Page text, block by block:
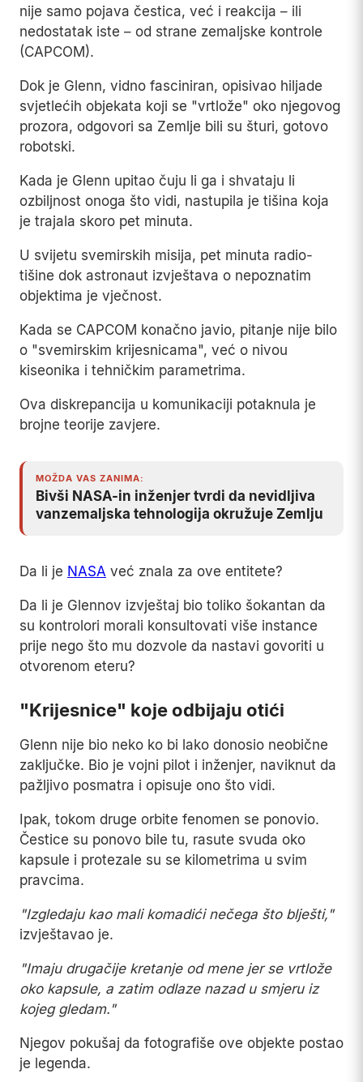
nije samo pojava čestica, već i reakcija – ili
nedostatak iste – od strane zemaljske kontrole
(CAPCOM).
Dok je Glenn, vidno fasciniran, opisivao hiljade
svjetlećih objekata koji se "vrtlože" oko njegovog
prozora, odgovori sa Zemlje bili su šturi, gotovo
robotski.
Kada je Glenn upitao čuju li ga i shvataju li
ozbiljnost onoga što vidi, nastupila je tišina koja
je trajala skoro pet minuta.
U svijetu svemirskih misija, pet minuta radio-
tišine dok astronaut izvještava o nepoznatim
objektima je vječnost.
Kada se CAPCOM konačno javio, pitanje nije bilo
o "svemirskim krijesnicama", već o nivou
kiseonika i tehničkim parametrima.
Ova diskrepancija u komunikaciji potaknula je
brojne teorije zavjere.
MOŽDA VAS ZANIMA:
Bivši NASA-in inženjer tvrdi da nevidljiva
vanzemaljska tehnologija okružuje Zemlju
Da li je NASA već znala za ove entitete?
Da li je Glennov izvještaj bio toliko šokantan da
su kontrolori morali konsultovati više instance
prije nego što mu dozvole da nastavi govoriti u
otvorenom eteru?
"Krijesnice" koje odbijaju otići
Glenn nije bio neko ko bi lako donosio neobične
zaključke. Bio je vojni pilot i inženjer, naviknut da
pažljivo posmatra i opisuje ono što vidi.
Ipak, tokom druge orbite fenomen se ponovio.
Čestice su ponovo bile tu, rasute svuda oko
kapsule i protezale su se kilometrima u svim
pravcima.
"Izgledaju kao mali komadići nečega što blješti,"
izvještavao je.
"Imaju drugačije kretanje od mene jer se vrtlože
oko kapsule, a zatim odlaze nazad u smjeru iz
kojeg gledam."
Njegov pokušaj da fotografiše ove objekte postao
je legenda.